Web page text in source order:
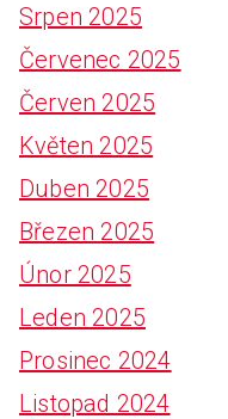
Srpen 2025
Červenec 2025
Červen 2025
Květen 2025
Duben 2025
Březen 2025
Únor 2025
Leden 2025
Prosinec 2024
Listopad 2024